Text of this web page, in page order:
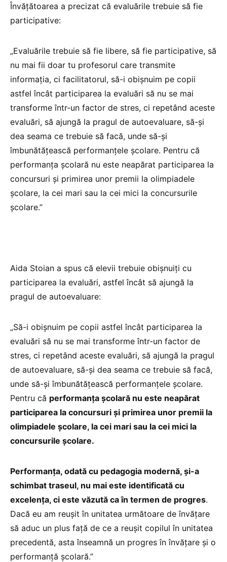
Învățătoarea a precizat că evaluările trebuie să fie
participative:
„Evaluările trebuie să fie libere, să fie participative, să
nu mai fii doar tu profesorul care transmite
informația, ci facilitatorul, să-i obișnuim pe copii
astfel încât participarea la evaluări să nu se mai
transforme într-un factor de stres, ci repetând aceste
evaluări, să ajungă la pragul de autoevaluare, să-și
dea seama ce trebuie să facă, unde să-și
îmbunătățească performanțele școlare. Pentru că
performanța școlară nu este neapărat participarea la
concursuri și primirea unor premii la olimpiadele
școlare, la cei mari sau la cei mici la concursurile
școlare.”
Aida Stoian a spus că elevii trebuie obișnuiți cu
participarea la evaluări, astfel încât să ajungă la
pragul de autoevaluare:
„Să-i obișnuim pe copii astfel încât participarea la
evaluări să nu se mai transforme într-un factor de
stres, ci repetând aceste evaluări, să ajungă la pragul
de autoevaluare, să-și dea seama ce trebuie să facă,
unde să-și îmbunătățească performanțele școlare.
Pentru că performanța școlară nu este neapărat
participarea la concursuri și primirea unor premii la
olimpiadele școlare, la cei mari sau la cei mici la
concursurile școlare.
Performanța, odată cu pedagogia modernă, și-a
schimbat traseul, nu mai este identificată cu
excelența, ci este văzută ca în termen de progres.
Dacă eu am reușit în unitatea următoare de învățare
să aduc un plus față de ce a reușit copilul în unitatea
precedentă, asta înseamnă un progres în învățare și o
performanță școlară.”